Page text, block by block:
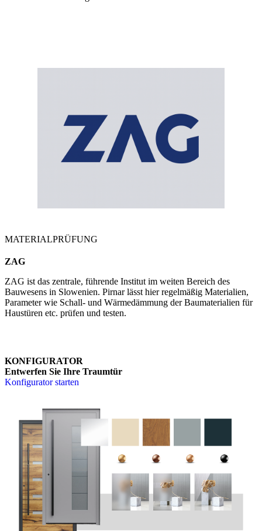
MATERIALPRÜFUNG
ZAG
ZAG ist das zentrale, führende Institut im weiten Bereich des
Bauwesens in Slowenien. Pirnar lässt hier regelmäßig Materialien,
Parameter wie Schall- und Wärmedämmung der Baumaterialien für
Haustüren etc. prüfen und testen.
KONFIGURATOR
Entwerfen Sie Ihre Traumtür
Konfigurator starten